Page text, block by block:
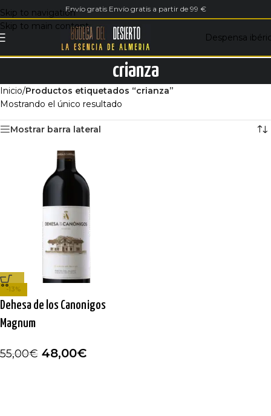
Skip to navigation
Skip to main content
Envío gratis Envío gratis a partir de 99 €
Despensa
crianza
Inicio/Productos etiquetados “crianza”
Mostrando el único resultado
Mostrar barra lateral
-13%
Dehesa de los Canonigos
Magnum
55,00€ 48,00€